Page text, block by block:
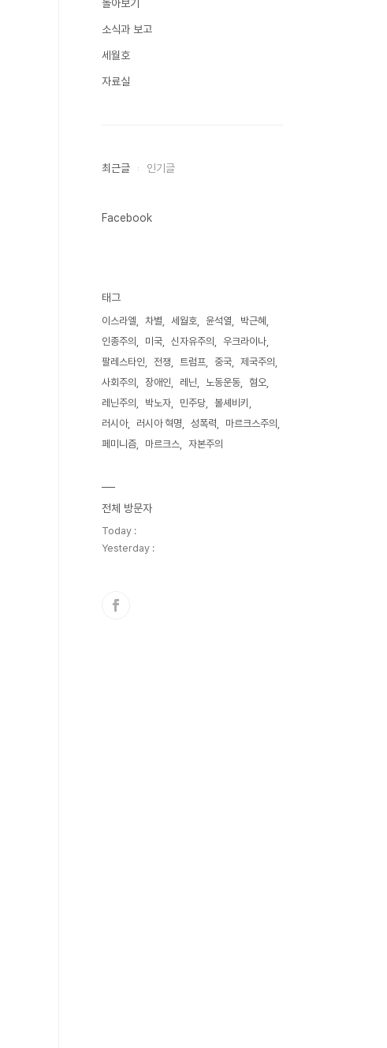
돌아보기
소식과 보고
세월호
자료실
최근글 인기글
Facebook
태그
이스라엘 차별 세월호 윤석열
박근혜
인종주의
미국 신자유주의
우크라이나
팔레스타인
전쟁 트럼프 중국
제국주의
사회주의
장애인 레닌 노동운동
혐오
레닌주의
박노자 민주당
볼셰비키
러시아
러시아 혁명 성폭력
마르크스주의
페미니즘
마르크스 자본주의
전체 방문자
Today :
Yesterday :